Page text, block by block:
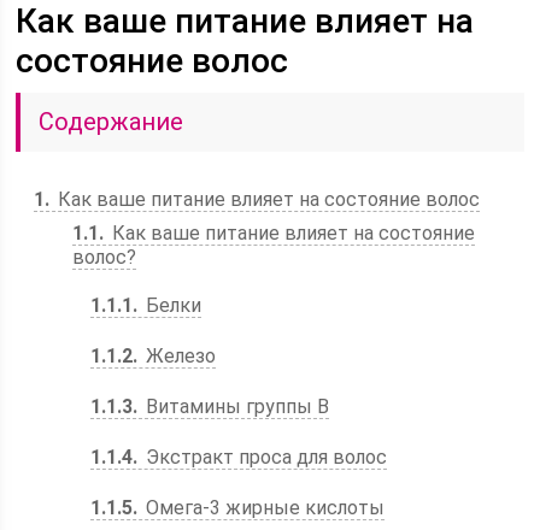
Как ваше питание влияет на
состояние волос
Содержание
1
Как ваше питание влияет на состояние волос
1.1
Как ваше питание влияет на состояние
волос?
1.1.1 Белки
1.1.2 Железо
1.1.3 Витамины группы В
1.1.4 Экстракт проса для волос
1.1.5 Омега-3 жирные кислоты